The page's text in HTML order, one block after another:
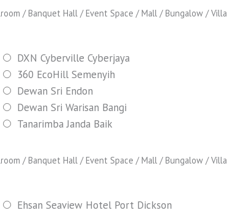
/ Banquet Hall / Event Space / Mall / Bungalow / Villa
DXN Cyberville Cyberjaya
360 EcoHill Semenyih
Dewan Sri Endon
Dewan Sri Warisan Bangi
Tanarimba Janda Baik
/ Banquet Hall / Event Space / Mall / Bungalow / Villa
Ehsan Seaview Hotel Port Dickson